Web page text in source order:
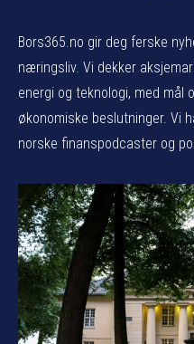
Bors365.no gir deg ferske
næringsliv. Vi dekker
energi og teknologi, med mål
økonomiske beslutninger. Vi
norske finanspodcaster og